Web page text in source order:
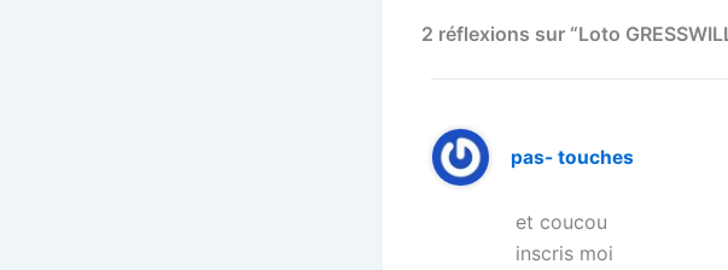
2 réflexions sur “Loto
pas- touches
et coucou
inscris moi